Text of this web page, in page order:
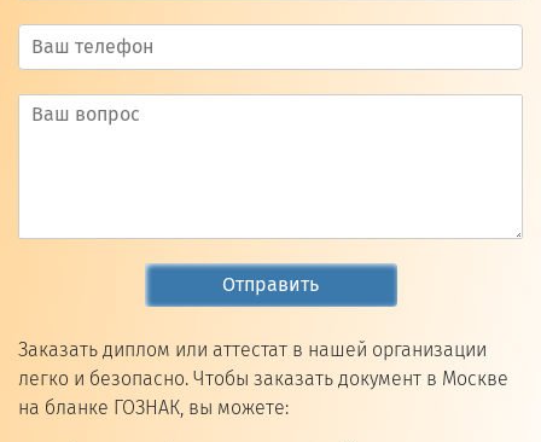
Отправить
Заказать диплом или аттестат в нашей организации
легко и безопасно. Чтобы заказать документ в Москве
на бланке ГОЗНАК, вы можете: